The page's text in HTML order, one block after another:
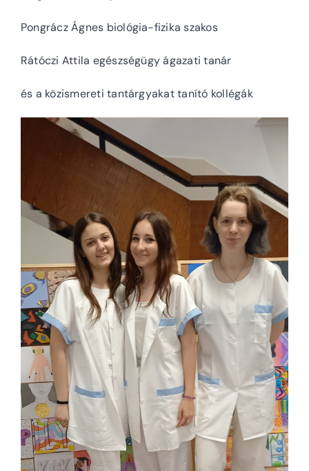
Pongrácz Ágnes biológia-fizika szakos
Rátóczi Attila egészségügy ágazati tanár
és a közismereti tantárgyakat tanító kollégák